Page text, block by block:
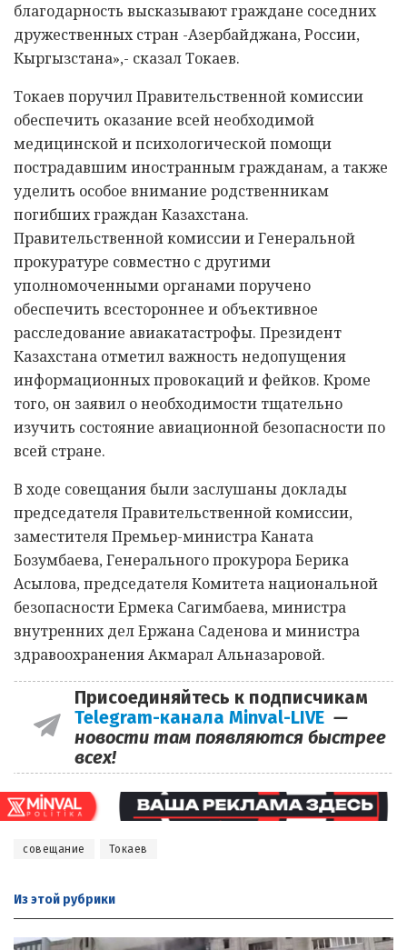
благодарность высказывают граждане соседних
дружественных стран -Азербайджана, России,
Кыргызстана»,- сказал Токаев.
Токаев поручил Правительственной комиссии
обеспечить оказание всей необходимой
медицинской и психологической помощи
пострадавшим иностранным гражданам, а также
уделить особое внимание родственникам
погибших граждан Казахстана.
Правительственной комиссии и Генеральной
прокуратуре совместно с другими
уполномоченными органами поручено
обеспечить всестороннее и объективное
расследование авиакатастрофы. Президент
Казахстана отметил важность недопущения
информационных провокаций и фейков. Кроме
того, он заявил о необходимости тщательно
изучить состояние авиационной безопасности по
всей стране.
В ходе совещания были заслушаны доклады
председателя Правительственной комиссии,
заместителя Премьер-министра Каната
Бозумбаева, Генерального прокурора Берика
Асылова, председателя Комитета национальной
безопасности Ермека Сагимбаева, министра
внутренних дел Ержана Саденова и министра
здравоохранения Акмарал Альназаровой.
Присоединяйтесь к подписчикам
Telegram-канала Minval-LIVE —
новости там появляются быстрее
всех!
совещание Токаев
Из этой рубрики